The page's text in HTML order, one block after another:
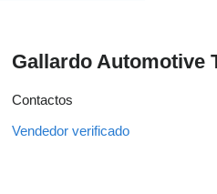
Gallardo Automotive
Contactos
Vendedor verificado